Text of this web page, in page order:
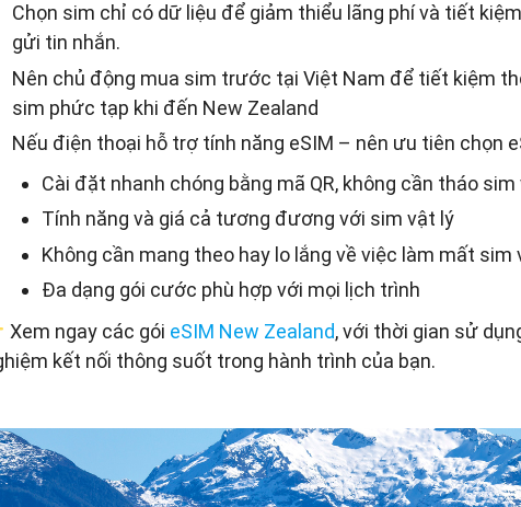
Chọn sim chỉ có dữ liệu để giảm thiểu lãng phí và tiết
gửi tin nhắn.
Nên chủ động mua sim trước tại Việt Nam để tiết kiệm
sim phức tạp khi đến New Zealand
Nếu điện thoại hỗ trợ tính năng eSIM – nên ưu tiên chọn
Cài đặt nhanh chóng bằng mã QR, không cần tháo
Tính năng và giá cả tương đương với sim vật lý
Không cần mang theo hay lo lắng về việc làm mất sim
Đa dạng gói cước phù hợp với mọi lịch trình
Xem ngay các gói eSIM New Zealand, với thời gian sử
kết nối thông suốt trong hành trình của bạn.